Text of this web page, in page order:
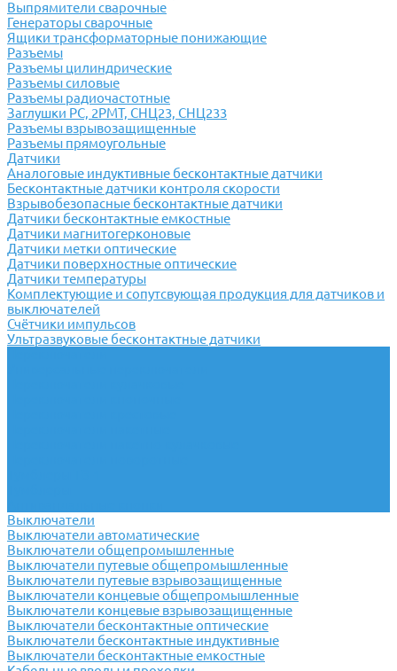
Выпрямители сварочные
Генераторы сварочные
Ящики трансформаторные понижающие
Разъемы
Разъемы цилиндрические
Разъемы силовые
Разъемы радиочастотные
Заглушки РС, 2РМТ, СНЦ23, СНЦ233
Разъемы взрывозащищенные
Разъемы прямоугольные
Датчики
Аналоговые индуктивные бесконтактные датчики
Бесконтактные датчики контроля скорости
Взрывобезопасные бесконтактные датчики
Датчики бесконтактные емкостные
Датчики магнитогерконовые
Датчики метки оптические
Датчики поверхностные оптические
Датчики температуры
Комплектующие и сопутсвующая продукция для датчиков и
выключателей
Счётчики импульсов
Ультразвуковые бесконтактные датчики
Выключатели
Выключатели автоматические
Выключатели общепромышленные
Выключатели путевые общепромышленные
Выключатели путевые взрывозащищенные
Выключатели концевые общепромышленные
Выключатели концевые взрывозащищенные
Выключатели бесконтактные оптические
Выключатели бесконтактные индуктивные
Выключатели бесконтактные емкостные